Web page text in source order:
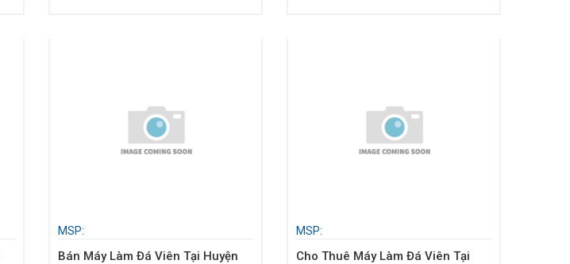
MSP:
Bán Máy Làm Đá Viên Tại Huyện
MSP:
Cho Thuê Máy Làm Đá Viên Tại